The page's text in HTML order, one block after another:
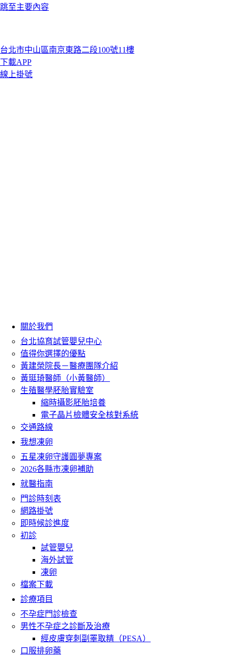
跳至主要內容
台北市中山區南京東路二段100號11樓
下載APP
線上掛號
關於我們
台北協育試管嬰兒中心
值得你選擇的優點
黃建榮院長－醫療團隊介紹
黃珽琦醫師（小黃醫師）
生殖醫學胚胎實驗室
縮時攝影胚胎培養
電子晶片檢體安全核對系統
交通路線
我想凍卵
五星凍卵守護圓夢專案
2026各縣市凍卵補助
就醫指南
門診時刻表
網路掛號
即時候診進度
初診
試管嬰兒
海外試管
凍卵
檔案下載
診療項目
不孕症門診檢查
男性不孕症之診斷及治療
經皮膚穿刺副睪取精（PESA）
口服排卵藥